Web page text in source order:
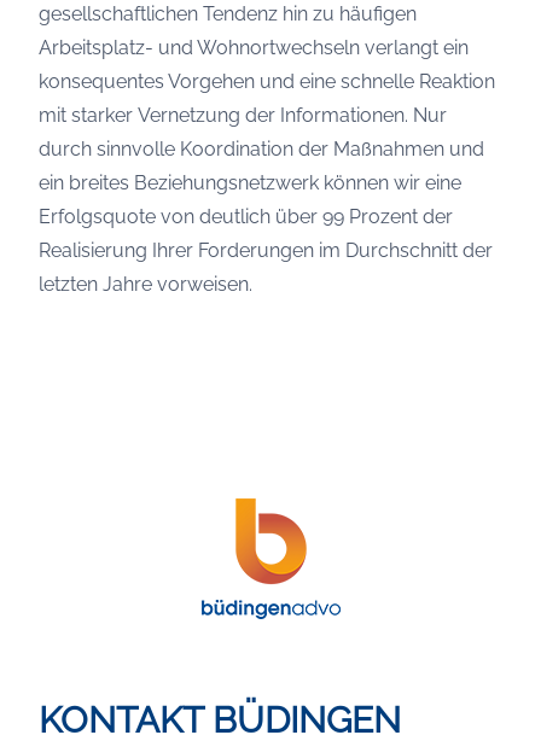
gesellschaftlichen Tendenz hin zu häufigen
Arbeitsplatz- und Wohnortwechseln verlangt ein
konsequentes Vorgehen und eine schnelle Reaktion
mit starker Vernetzung der Informationen. Nur
durch sinnvolle Koordination der Maßnahmen und
ein breites Beziehungsnetzwerk können wir eine
Erfolgsquote von deutlich über 99 Prozent der
Realisierung Ihrer Forderungen im Durchschnitt der
letzten Jahre vorweisen.
KONTAKT BÜDINGEN